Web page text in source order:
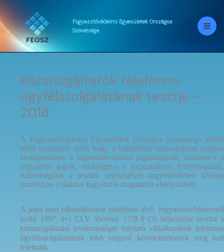
Skip
to
content
Fogyasztóvédelmi Egyesületek Országos
Szövetsége
Közszolgáltatók telefonos
ügyfélszolgálatának tesztje –
2018.
A Fogyasztóvédelmi Egyesületek Országos Szövetsége időről
időre tesztekkel méri, hogy a különböző szektorokban hogyan
érvényesülnek a fogyasztóvédelmi jogszabályok, sérülnek-e a
fogyasztói jogok, szükséges-e a jogszabályok felülvizsgálata.
Szövetségünk a tesztek segítségével nagymértékben kívánja
ösztönözni a tudatos fogyasztói magatartás elterjesztését.
A jelen teszt elkészítésekor hatályban lévő, fogyasztóvédelemről
szóló 1997. évi CLV. törvény 17/B.§ (3) bekezdése szerint a
közszolgáltatási tevékenységet folytató vállalkozások telefonos
ügyfélszolgálatainak több szigorú követelménynek meg kell
felelniük.